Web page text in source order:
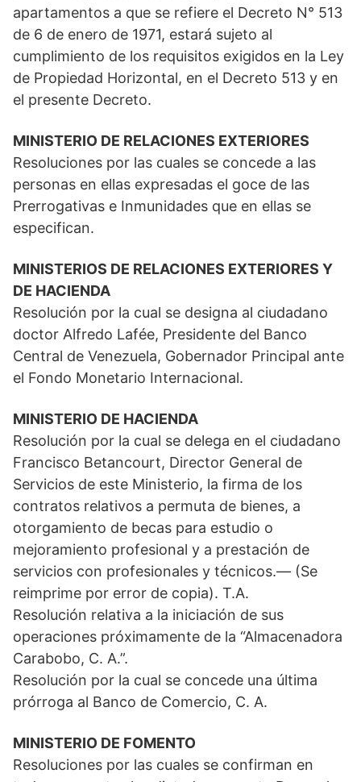
apartamentos a que se refiere el Decreto N° 513
de 6 de enero de 1971, estará sujeto al
cumplimiento de los requisitos exigidos en la Ley
de Propiedad Horizontal, en el Decreto 513 y en
el presente Decreto.
MINISTERIO DE RELACIONES EXTERIORES
Resoluciones por las cuales se concede a las
personas en ellas expresadas el goce de las
Prerrogativas e Inmunidades que en ellas se
especifican.
MINISTERIOS DE RELACIONES EXTERIORES Y
DE HACIENDA
Resolución por la cual se designa al ciudadano
doctor Alfredo Lafée, Presidente del Banco
Central de Venezuela, Gobernador Principal ante
el Fondo Monetario Internacional.
MINISTERIO DE HACIENDA
Resolución por la cual se delega en el ciudadano
Francisco Betancourt, Director General de
Servicios de este Ministerio, la firma de los
contratos relativos a permuta de bienes, a
otorgamiento de becas para estudio o
mejoramiento profesional y a prestación de
servicios con profesionales y técnicos.— (Se
reimprime por error de copia). T.A.
Resolución relativa a la iniciación de sus
operaciones próximamente de la “Almacenadora
Carabobo, C. A.”.
Resolución por la cual se concede una última
prórroga al Banco de Comercio, C. A.
MINISTERIO DE FOMENTO
Resoluciones por las cuales se confirman en